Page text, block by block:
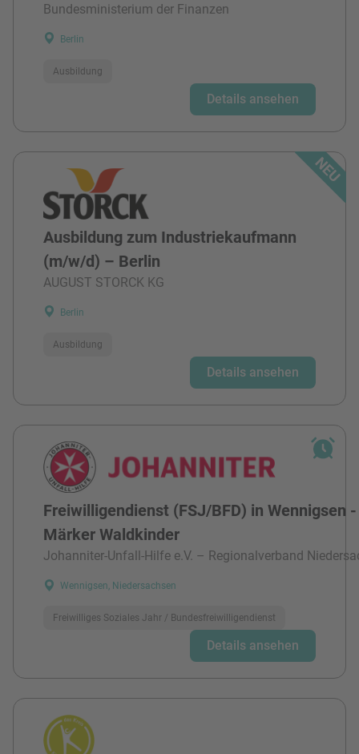
Bundesministerium der Finanzen
Berlin
Ausbildung
Details ansehen
Ausbildung zum Industriekaufmann
(m/w/d) – Berlin
AUGUST STORCK KG
Berlin
Ausbildung
Details ansehen
Freiwilligendienst (FSJ/BFD) in Wennigsen
Märker Waldkinder
Johanniter-Unfall-Hilfe e.V. – Regionalverband
Wennigsen, Niedersachsen
Freiwilliges Soziales Jahr / Bundesfreiwilligendienst
Details ansehen